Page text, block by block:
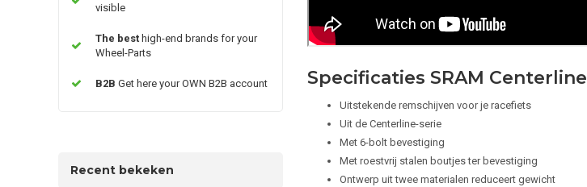
visible
The best high-end brands for your
Wheel-Parts
B2B Get here your OWN B2B account
Recent bekeken
Specificaties SRAM
Uitstekende remschijven voor je racefiets
Uit de Centerline-serie
Met 6-bolt bevestiging
Met roestvrij stalen boutjes ter bevestiging
Ontwerp uit twee materialen reduceert gewicht